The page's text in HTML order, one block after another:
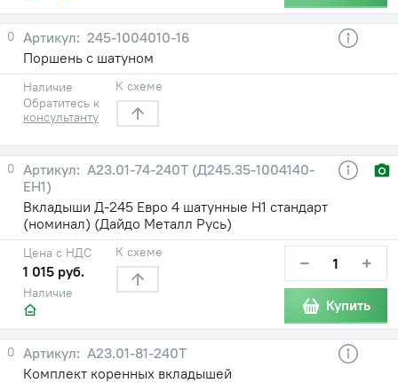
0
245-1004010-16
Поршень с шатуном
Наличие
Обратитесь к
консультанту
К схеме
0
А23.01-74-240Т (Д245.35-1004140-
ЕН1)
Вкладыши Д-245 Евро 4 шатунные Н1 стандарт
(номинал) (Дайдо Металл Русь)
Наличие
Цена с НДС
1 015 руб.
К схеме − +
Купить
0
А23.01-81-240Т
Комплект коренных вкладышей